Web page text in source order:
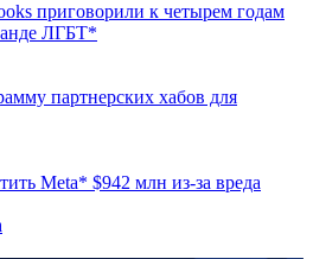
приговорили к четырем годам
ЛГБТ*
партнерских хабов для
Meta* $942 млн из-за вреда